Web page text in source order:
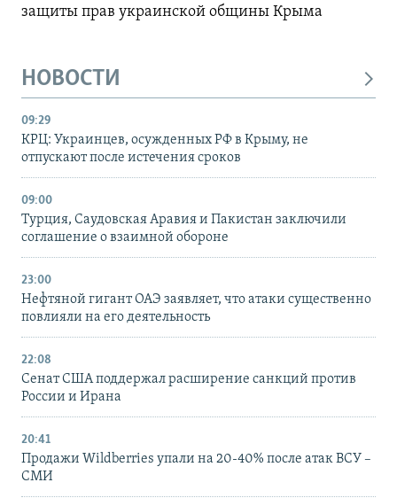
защиты прав украинской общины Крыма
НОВОСТИ
09:29
КРЦ: Украинцев, осужденных РФ в Крыму, не
отпускают после истечения сроков
09:00
Турция, Саудовская Аравия и Пакистан заключили
соглашение о взаимной обороне
23:00
Нефтяной гигант ОАЭ заявляет, что атаки существенно
повлияли на его деятельность
22:08
Сенат США поддержал расширение санкций против
России и Ирана
20:41
Продажи Wildberries упали на 20-40% после атак ВСУ –
СМИ